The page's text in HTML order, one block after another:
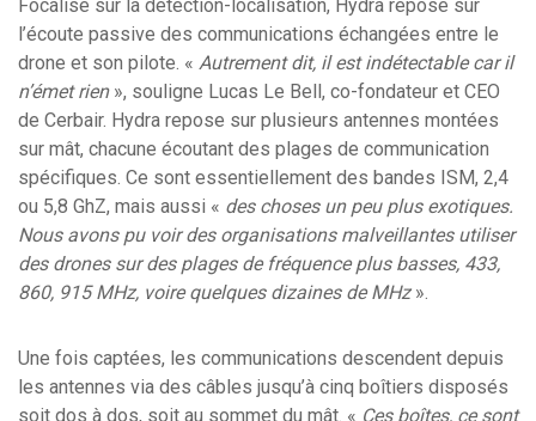
Focalisé sur la détection-localisation, Hydra repose sur
l’écoute passive des communications échangées entre le
drone et son pilote. « Autrement dit, il est indétectable car il
n’émet rien», souligne Lucas Le Bell, co-fondateur et CEO
de Cerbair. Hydra repose sur plusieurs antennes montées
sur mât, chacune écoutant des plages de communication
spécifiques. Ce sont essentiellement des bandes ISM, 2,4
ou 5,8 GhZ, mais aussi « des choses un peu plus exotiques.
Nous avons pu voir des organisations malveillantes utiliser
des drones sur des plages de fréquence plus basses, 433,
860, 915 MHz, voire quelques dizaines de MHz ».
Une fois captées, les communications descendent depuis
les antennes via des câbles jusqu’à cinq boîtiers disposés
soit dos à dos, soit au sommet du mât. « Ces boîtes, ce sont